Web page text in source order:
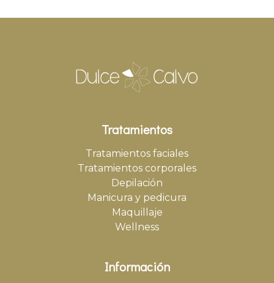
Tratamientos
Tratamientos faciales
Tratamientos corporales
Depilación
Manicura y pedicura
Maquillaje
Wellness
Información